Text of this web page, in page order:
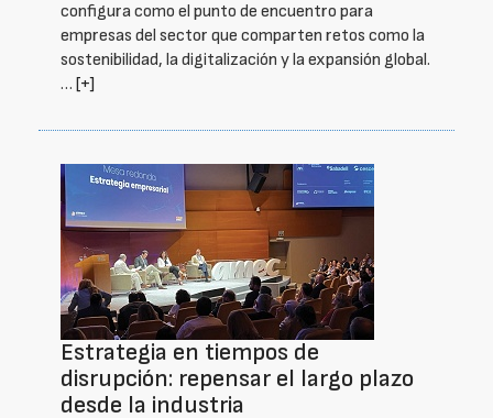
configura como el punto de encuentro para
empresas del sector que comparten retos como la
sostenibilidad, la digitalización y la expansión global.
… [+]
Estrategia en tiempos de
disrupción: repensar el largo plazo
desde la industria